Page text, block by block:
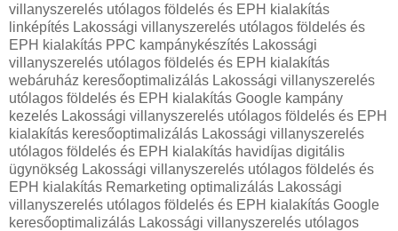
villanyszerelés utólagos földelés és EPH kialakítás
linképítés Lakossági villanyszerelés utólagos földelés és
EPH kialakítás PPC kampánykészítés Lakossági
villanyszerelés utólagos földelés és EPH kialakítás
webáruház keresőoptimalizálás Lakossági villanyszerelés
utólagos földelés és EPH kialakítás Google kampány
kezelés Lakossági villanyszerelés utólagos földelés és EPH
kialakítás keresőoptimalizálás Lakossági villanyszerelés
utólagos földelés és EPH kialakítás havidíjas digitális
ügynökség Lakossági villanyszerelés utólagos földelés és
EPH kialakítás Remarketing optimalizálás Lakossági
villanyszerelés utólagos földelés és EPH kialakítás Google
keresőoptimalizálás Lakossági villanyszerelés utólagos